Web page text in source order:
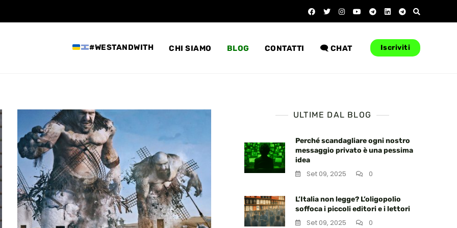
#WESTANDWITH CHI SIAMO BLOG CONTATTI 🗨️ CHAT Iscriviti
ULTIME DAL BLOG
Perché scandagliare ogni nostro
messaggio privato è una pessima
idea
Set 09, 2025 0
L’Italia non legge? L’oligopolio
soffoca i piccoli editori e i lettori
Set 09, 2025 0